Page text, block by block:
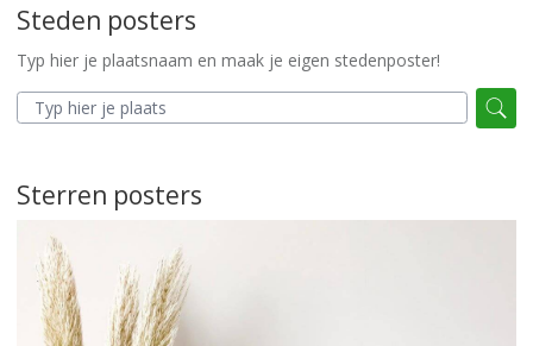
Steden posters
Typ hier je plaatsnaam en maak je eigen stedenposter!
Sterren posters